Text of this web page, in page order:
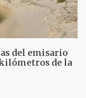
del emisario
de la